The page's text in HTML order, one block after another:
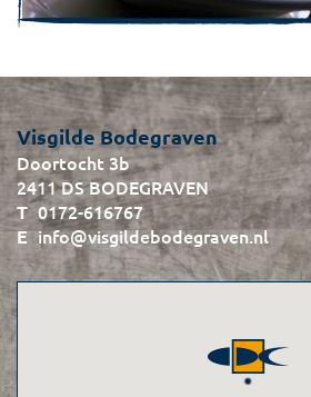
Visgilde Bodegraven
Doortocht 3b
2411 DS BODEGRAVEN
0172-616767
info@visgildebodegraven.nl